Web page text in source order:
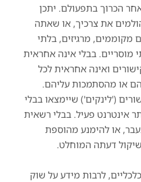
הכרוך בתפעולם. יתכן
את צרכיך, או שאתה
מקוממים, מרגיזים, בלתי
מוסריים. בבלי אינה אחראית
ואינה אחראית לכל
או מהסתמכות עליהם.
('לינקים') שיימצאו בבלי
אינטרנט פעיל. בבלי רשאית
או להימנע מהוספת
דעתה המוחלט.
לרבות מידע על שוק